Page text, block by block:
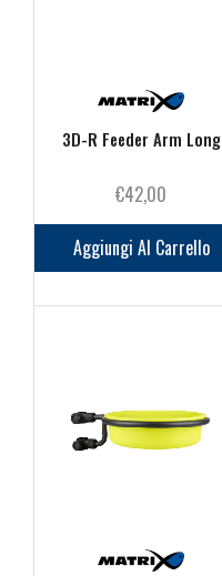
3D-R Feeder Arm Long
€42,00
Aggiungi Al Carrello